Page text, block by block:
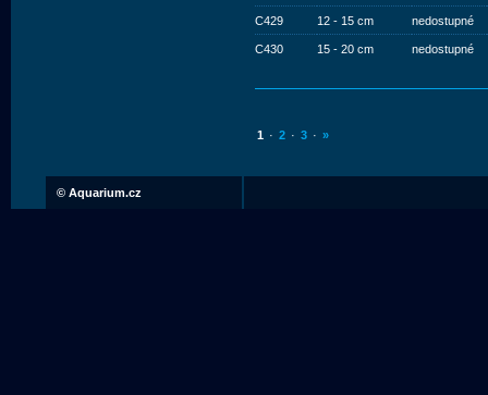
C429 12 - 15 cm nedostupné
C430 15 - 20 cm nedostupné
1 · 2 · 3 · »
© Aquarium.cz